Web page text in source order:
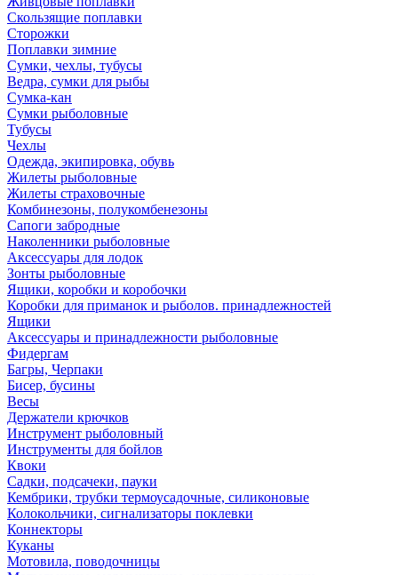
Скользящие поплавки
Сторожки
Поплавки зимние
Сумки, чехлы, тубусы
Ведра, сумки для рыбы
Сумка-кан
Сумки рыболовные
Тубусы
Чехлы
Одежда, экипировка, обувь
Жилеты рыболовные
Жилеты страховочные
Комбинезоны, полукомбенезоны
Сапоги забродные
Наколенники рыболовные
Аксессуары для лодок
Зонты рыболовные
Ящики, коробки и коробочки
Коробки для приманок и рыболов. принадлежностей
Ящики
Аксессуары и принадлежности рыболовные
Фидергам
Багры, Черпаки
Бисер, бусины
Весы
Держатели крючков
Инструмент рыболовный
Инструменты для бойлов
Квоки
Садки, подсачеки, пауки
Кембрики, трубки термоусадочные, силиконовые
Колокольчики, сигнализаторы поклевки
Коннекторы
Куканы
Мотовила, поводочницы